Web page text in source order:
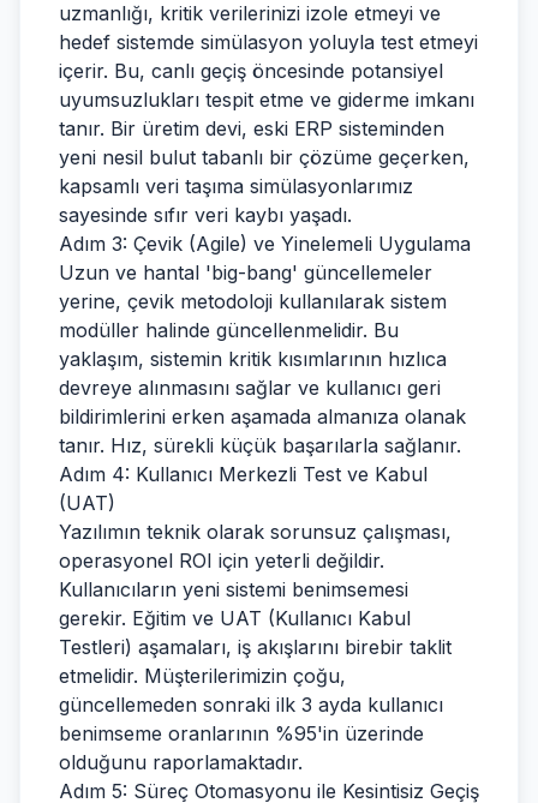
uzmanlığı, kritik verilerinizi izole etmeyi ve
hedef sistemde simülasyon yoluyla test etmeyi
içerir. Bu, canlı geçiş öncesinde potansiyel
uyumsuzlukları tespit etme ve giderme imkanı
tanır. Bir üretim devi, eski ERP sisteminden
yeni nesil bulut tabanlı bir çözüme geçerken,
kapsamlı veri taşıma simülasyonlarımız
sayesinde sıfır veri kaybı yaşadı.
Adım 3: Çevik (Agile) ve Yinelemeli Uygulama
Uzun ve hantal 'big-bang' güncellemeler
yerine, çevik metodoloji kullanılarak sistem
modüller halinde güncellenmelidir. Bu
yaklaşım, sistemin kritik kısımlarının hızlıca
devreye alınmasını sağlar ve kullanıcı geri
bildirimlerini erken aşamada almanıza olanak
tanır. Hız, sürekli küçük başarılarla sağlanır.
Adım 4: Kullanıcı Merkezli Test ve Kabul
(UAT)
Yazılımın teknik olarak sorunsuz çalışması,
operasyonel ROI için yeterli değildir.
Kullanıcıların yeni sistemi benimsemesi
gerekir. Eğitim ve UAT (Kullanıcı Kabul
Testleri) aşamaları, iş akışlarını birebir taklit
etmelidir. Müşterilerimizin çoğu,
güncellemeden sonraki ilk 3 ayda kullanıcı
benimseme oranlarının %95'in üzerinde
olduğunu raporlamaktadır.
Adım 5: Süreç Otomasyonu ile Kesintisiz Geçiş